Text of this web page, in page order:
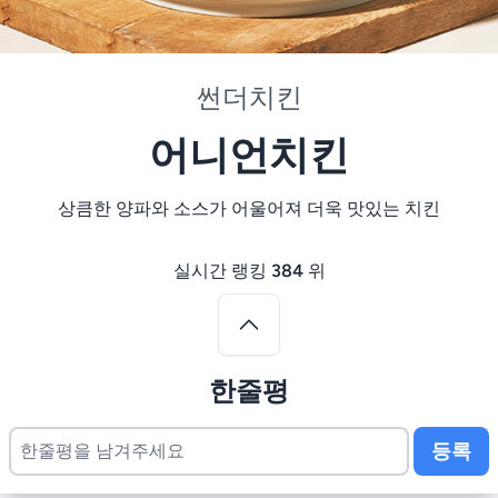
썬더치킨
어니언치킨
상큼한 양파와 소스가 어울어져 더욱 맛있는 치킨
실시간 랭킹 384 위
한줄평
등록